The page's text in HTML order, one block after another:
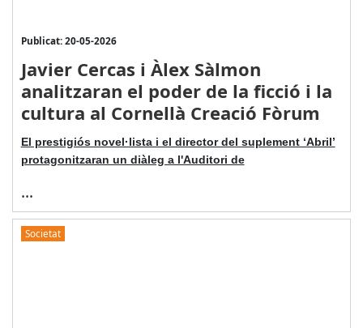
Publicat: 20-05-2026
Javier Cercas i Àlex Sàlmon
analitzaran el poder de la ficció i la
cultura al Cornellà Creació Fòrum
El prestigiós novel·lista i el director del suplement ‘Abril’
protagonitzaran un diàleg a l'Auditori de
...
Societat